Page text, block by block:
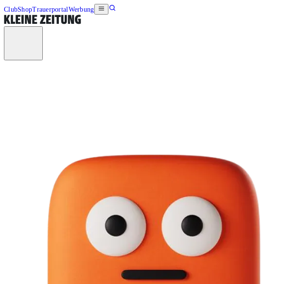
ClubShopTrauerportalWerbung